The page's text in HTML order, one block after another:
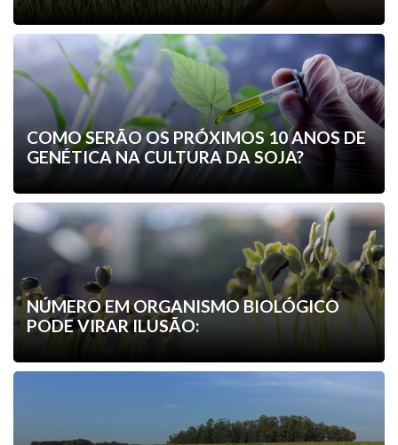
COMO SERÃO OS PRÓXIMOS 10 ANOS DE
GENÉTICA NA CULTURA DA SOJA?
NÚMERO EM ORGANISMO BIOLÓGICO
PODE VIRAR ILUSÃO: